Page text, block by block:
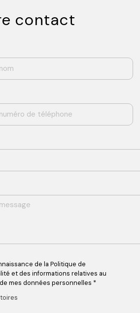
contact
de la Politique de
et des informations relatives au
mes données personnelles *